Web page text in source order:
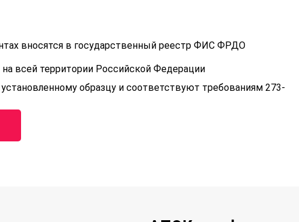
вносятся в государственный реестр ФИС ФРДО
всей территории Российской Федерации
образцу и соответствуют требованиям 273-